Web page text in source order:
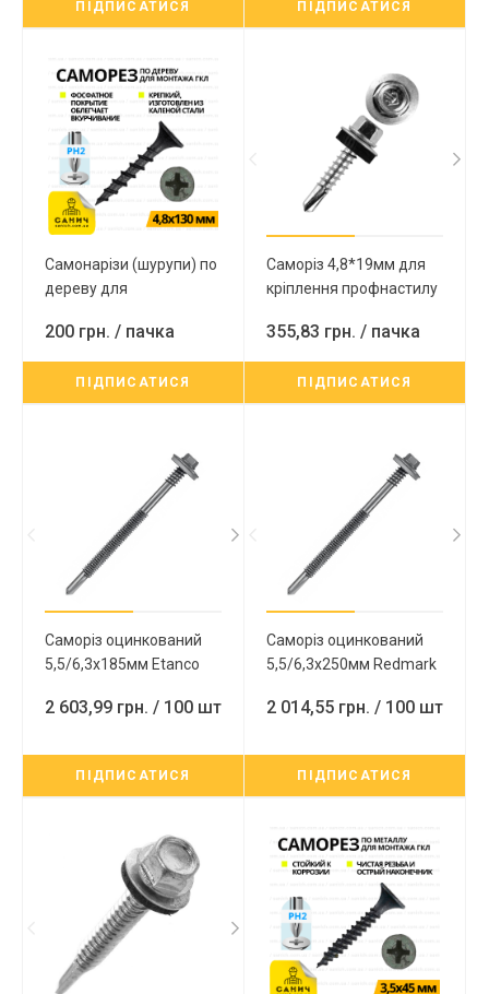
(Цинк)ПІДПИСАТИСЯ пачка 250 шт
ПІДПИСАТИСЯ
Самонарізи (шурупи) по
дереву для
4,8х130 мм (150шт)
200 грн. / пачка
ПІДПИСАТИСЯ
Саморіз 4,8*19мм для
кріплення профнастилу
шайбом EPDM
оцинкований головкою
під SW-8 250шт Wkret-
met
355,83 грн. / пачка
ПІДПИСАТИСЯ
Саморіз оцинкований
5,5/6,3х185мм Etanсo
панелей до металу, з
головкою під SW-8
2 603,99 грн. / 100 шт
ПІДПИСАТИСЯ
Саморіз оцинкований
5,5/6,3х250мм Redmark
панелей до металу, з
головкою під SW-8
2 014,55 грн. / 100 шт
ПІДПИСАТИСЯ